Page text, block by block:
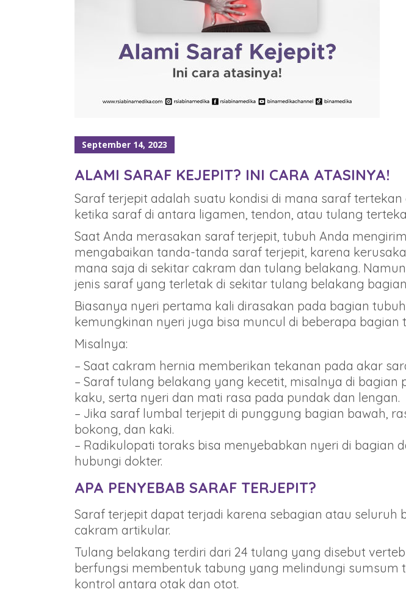
September 14, 2023
ALAMI SARAF KEJEPIT? INI CARA ATASINYA!
Saraf terjepit adalah suatu kondisi di mana saraf
ketika saraf di antara ligamen, tendon, atau tulang
Saat Anda merasakan saraf terjepit, tubuh Anda
mengabaikan tanda-tanda saraf terjepit, karena
mana saja di sekitar cakram dan tulang belakang.
jenis saraf yang terletak di sekitar tulang belakang
Biasanya nyeri pertama kali dirasakan pada bagian
kemungkinan nyeri juga bisa muncul di beberapa bagian
Misalnya:
– Saat cakram hernia memberikan tekanan pada akar
– Saraf tulang belakang yang kecetit, misalnya di
kaku, serta nyeri dan mati rasa pada pundak dan lengan.
– Jika saraf lumbal terjepit di punggung bagian bawah,
bokong, dan kaki.
– Radikulopati toraks bisa menyebabkan nyeri di bagian
hubungi dokter.
APA PENYEBAB SARAF TERJEPIT?
Saraf terjepit dapat terjadi karena sebagian atau
cakram artikular.
Tulang belakang terdiri dari 24 tulang yang disebut
berfungsi membentuk tabung yang melindungi
kontrol antara otak dan otot.